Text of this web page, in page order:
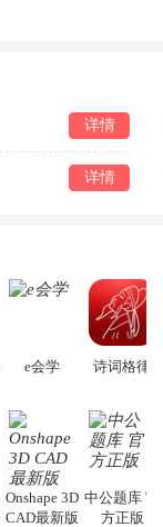
详情
详情
e会学 诗词格律
Onshape 3D
CAD最新版
中公题库 官
方正版